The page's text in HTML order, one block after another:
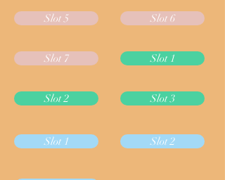
Slot 5
Slot 7
Slot 2
Slot 1
Slot 6
Slot 1
Slot 3
Slot 2